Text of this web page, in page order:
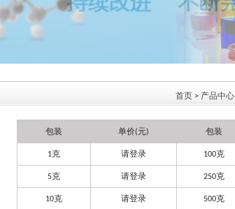
首页 > 产品中心
包装 单价(元) 包装
1克 请登录 100克
5克 请登录 250克
10克 请登录 500克